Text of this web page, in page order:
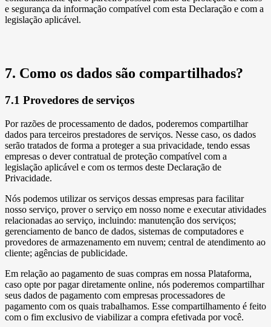
e segurança da informação compatível com esta Declaração e com a
legislação aplicável.
7. Como os dados são compartilhados?
7.1 Provedores de serviços
Por razões de processamento de dados, poderemos compartilhar
dados para terceiros prestadores de serviços. Nesse caso, os dados
serão tratados de forma a proteger a sua privacidade, tendo essas
empresas o dever contratual de proteção compatível com a
legislação aplicável e com os termos deste Declaração de
Privacidade.
Nós podemos utilizar os serviços dessas empresas para facilitar
nosso serviço, prover o serviço em nosso nome e executar atividades
relacionadas ao serviço, incluindo: manutenção dos serviços;
gerenciamento de banco de dados, sistemas de computadores e
provedores de armazenamento em nuvem; central de atendimento ao
cliente; agências de publicidade.
Em relação ao pagamento de suas compras em nossa Plataforma,
caso opte por pagar diretamente online, nós poderemos compartilhar
seus dados de pagamento com empresas processadores de
pagamento com os quais trabalhamos. Esse compartilhamento é feito
com o fim exclusivo de viabilizar a compra efetivada por você.